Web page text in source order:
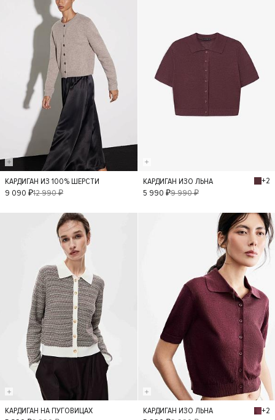
S M
КАРДИГАН ИЗ 100% ШЕРСТИ
9 090 ₽12 990 ₽ S L
КАРДИГАН ИЗО ЛЬНА
+2
5 990 ₽9 990 ₽
КАРДИГАН НА ПУГОВИЦАХ
- 40%
КАРДИГАН ИЗО ЛЬНА
+2